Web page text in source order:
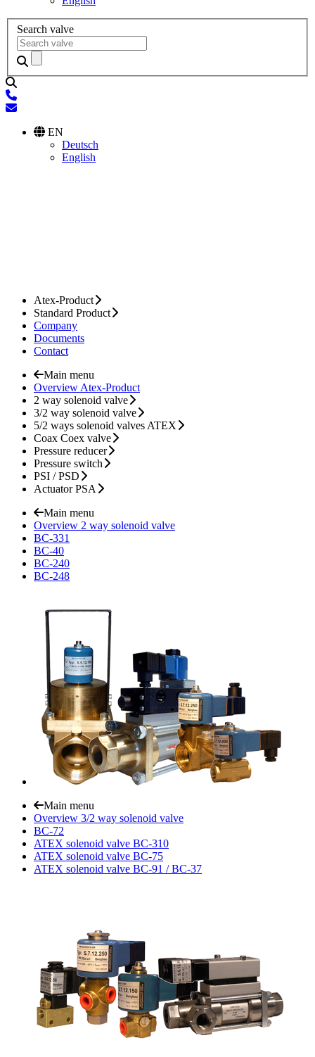
Search valve
EN
Deutsch
English
Atex-Product
Standard Product
Company
Documents
Contact
Main menu
Overview Atex-Product
2 way solenoid valve
3/2 way solenoid valve
5/2 ways solenoid valves ATEX
Coax Coex valve
Pressure reducer
Pressure switch
PSI / PSD
Actuator PSA
Main menu
Overview 2 way solenoid valve
BC-331
BC-40
BC-240
BC-248
Main menu
Overview 3/2 way solenoid valve
BC-72
ATEX solenoid valve BC-310
ATEX solenoid valve BC-75
ATEX solenoid valve BC-91 / BC-37